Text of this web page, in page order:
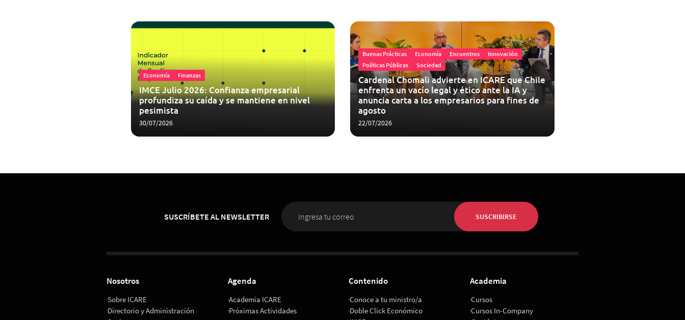
Economía Finanzas
IMCE Julio 2026: Confianza empresarial
profundiza su caída y se mantiene en nivel
pesimista
30/07/2026
Buenas Prácticas Economía Encuentros
Innovación
Políticas Públicas
Sociedad
Cardenal Chomali advierte en ICARE que Chile
enfrenta un vacío legal y ético ante la IA y
anuncia carta a los empresarios para fines de
agosto
22/07/2026
SUSCRÍBETE AL NEWSLETTER SUSCRIBIRSE
Nosotros
Sobre ICARE
Directorio y Administración
Agenda
Academia ICARE
Próximas Actividades
Contenido
Conoce a tu ministro/a
Doble Click Económico
Academia
Cursos
Cursos In-Company